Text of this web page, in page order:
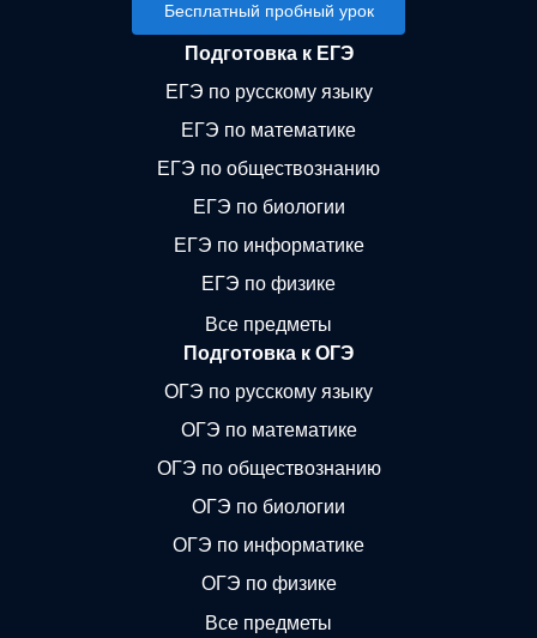
Бесплатный пробный урок
Подготовка к ЕГЭ
ЕГЭ по русскому языку
ЕГЭ по математике
ЕГЭ по обществознанию
ЕГЭ по биологии
ЕГЭ по информатике
ЕГЭ по физике
Все предметы
Подготовка к ОГЭ
ОГЭ по русскому языку
ОГЭ по математике
ОГЭ по обществознанию
ОГЭ по биологии
ОГЭ по информатике
ОГЭ по физике
Все предметы